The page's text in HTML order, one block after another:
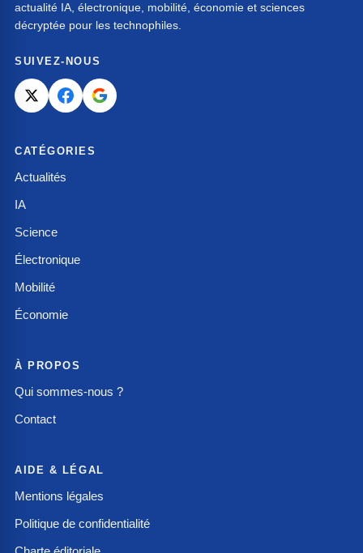
actualité IA, électronique, mobilité, économie et sciences
décryptée pour les technophiles.
SUIVEZ-NOUS
CATÉGORIES
Actualités
IA
Science
Électronique
Mobilité
Économie
À PROPOS
Qui sommes-nous ?
Contact
AIDE & LÉGAL
Mentions légales
Politique de confidentialité